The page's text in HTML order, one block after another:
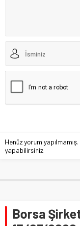
Henüz yorum
yapabilirsiniz.
Borsa